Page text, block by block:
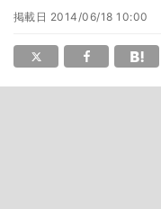
掲載日 2014/06/18 10:00